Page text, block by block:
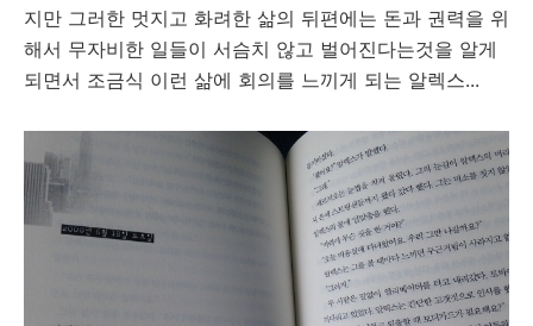
지만 그러한 멋지고 화려한 삶의 뒤편에는 돈과 권력을 위
해서 무자비한 일들이 서슴치 않고 벌어진다는것을 알게
되면서 조금식 이런 삶에 회의를 느끼게 되는 알렉스...